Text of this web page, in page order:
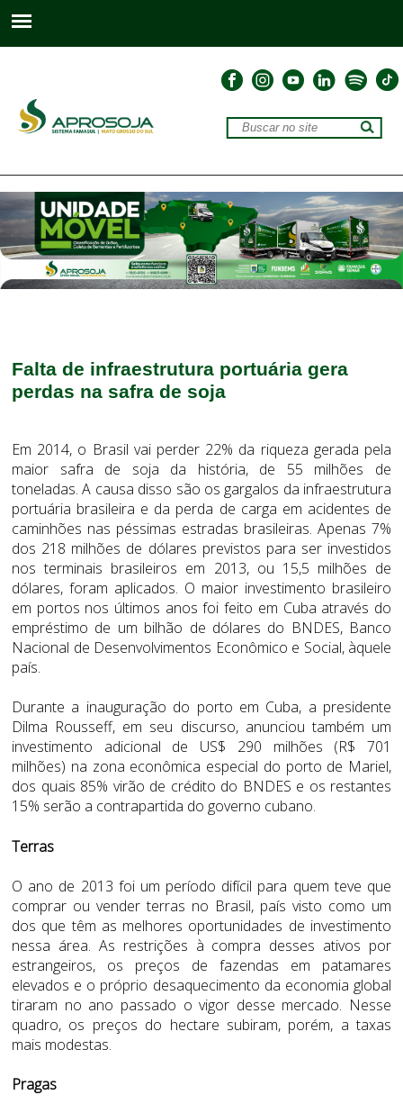
Falta de infraestrutura portuária gera
perdas na safra de soja
Em 2014, o Brasil vai perder 22% da riqueza gerada pela
maior safra de soja da história, de 55 milhões de
toneladas. A causa disso são os gargalos da infraestrutura
portuária brasileira e da perda de carga em acidentes de
caminhões nas péssimas estradas brasileiras. Apenas 7%
dos 218 milhões de dólares previstos para ser investidos
nos terminais brasileiros em 2013, ou 15,5 milhões de
dólares, foram aplicados. O maior investimento brasileiro
em portos nos últimos anos foi feito em Cuba através do
empréstimo de um bilhão de dólares do BNDES, Banco
Nacional de Desenvolvimentos Econômico e Social, àquele
país.
Durante a inauguração do porto em Cuba, a presidente
Dilma Rousseff, em seu discurso, anunciou também um
investimento adicional de US$ 290 milhões (R$ 701
milhões) na zona econômica especial do porto de Mariel,
dos quais 85% virão de crédito do BNDES e os restantes
15% serão a contrapartida do governo cubano.
Terras
O ano de 2013 foi um período difícil para quem teve que
comprar ou vender terras no Brasil, país visto como um
dos que têm as melhores oportunidades de investimento
nessa área. As restrições à compra desses ativos por
estrangeiros, os preços de fazendas em patamares
elevados e o próprio desaquecimento da economia global
tiraram no ano passado o vigor desse mercado. Nesse
quadro, os preços do hectare subiram, porém, a taxas
mais modestas.
Pragas